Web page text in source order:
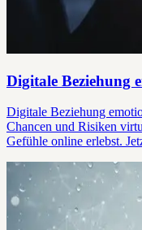
Digitale Beziehung
Digitale Beziehung
Chancen und Risiken
Gefühle online erlebst.